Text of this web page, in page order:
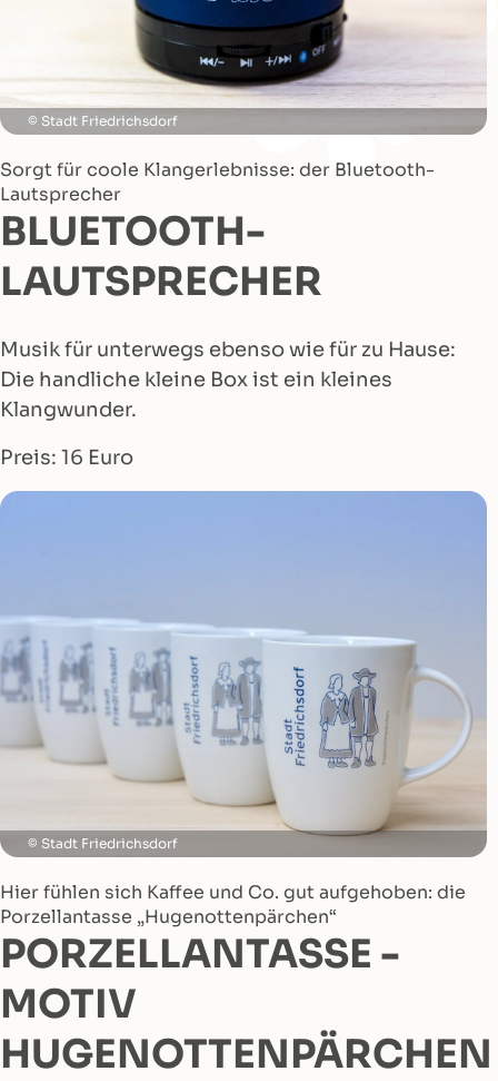
Stadt Friedrichsdorf
Sorgt für coole Klangerlebnisse: der Bluetooth-
Lautsprecher
BLUETOOTH-
LAUTSPRECHER
Musik für unterwegs ebenso wie für zu Hause:
Die handliche kleine Box ist ein kleines
Klangwunder.
Preis: 16 Euro
Stadt Friedrichsdorf
Hier fühlen sich Kaffee und Co. gut aufgehoben: die
Porzellantasse „Hugenottenpärchen“
PORZELLANTASSE -
MOTIV
HUGENOTTENPÄRCHEN